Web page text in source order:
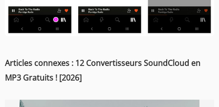
Articles connexes : 12 Convertisseurs SoundCloud en
MP3 Gratuits ! [2026]